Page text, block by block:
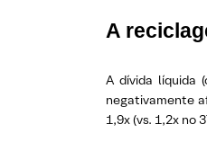
A
A dívida líquida
negativamente
1,9x (vs. 1,2x no